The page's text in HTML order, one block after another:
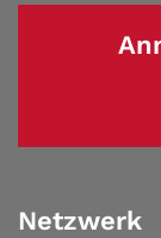
Netzwerk